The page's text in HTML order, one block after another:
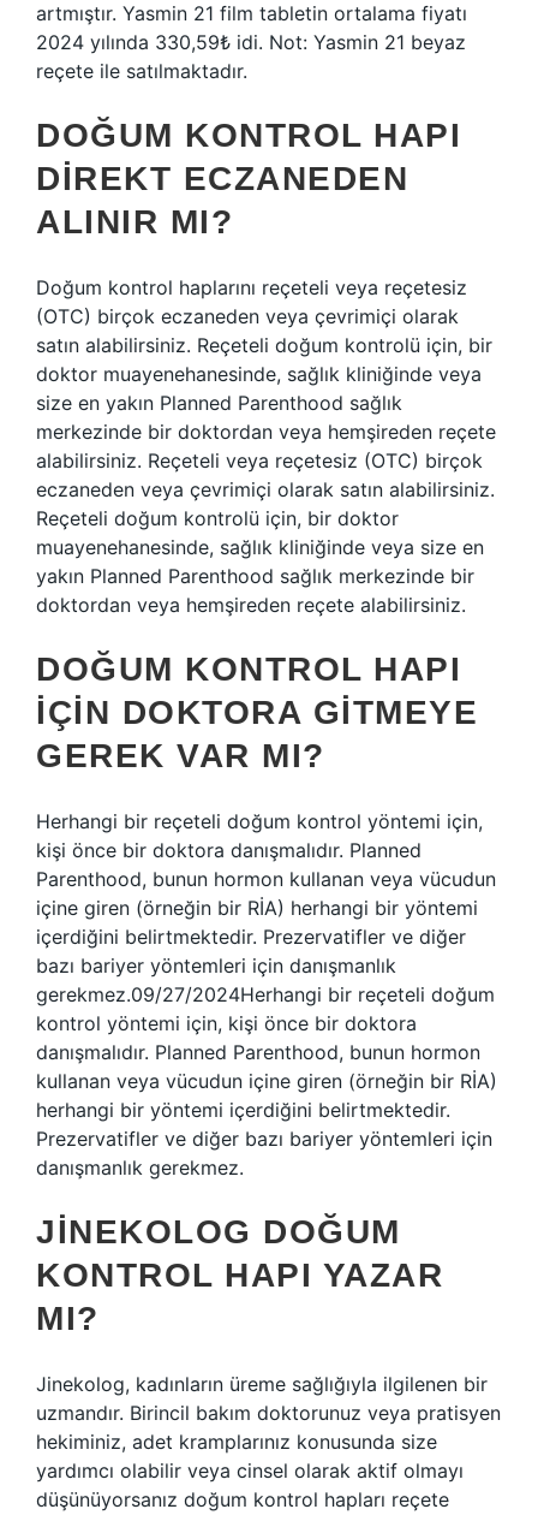
artmıştır. Yasmin 21 film tabletin ortalama fiyatı
2024 yılında 330,59₺ idi. Not: Yasmin 21 beyaz
reçete ile satılmaktadır.
DOĞUM KONTROL HAPI
DIREKT ECZANEDEN
ALINIR MI?
Doğum kontrol haplarını reçeteli veya reçetesiz
(OTC) birçok eczaneden veya çevrimiçi olarak
satın alabilirsiniz. Reçeteli doğum kontrolü için, bir
doktor muayenehanesinde, sağlık kliniğinde veya
size en yakın Planned Parenthood sağlık
merkezinde bir doktordan veya hemşireden reçete
alabilirsiniz. Reçeteli veya reçetesiz (OTC) birçok
eczaneden veya çevrimiçi olarak satın alabilirsiniz.
Reçeteli doğum kontrolü için, bir doktor
muayenehanesinde, sağlık kliniğinde veya size en
yakın Planned Parenthood sağlık merkezinde bir
doktordan veya hemşireden reçete alabilirsiniz.
DOĞUM KONTROL HAPI
IÇIN DOKTORA GITMEYE
GEREK VAR MI?
Herhangi bir reçeteli doğum kontrol yöntemi için,
kişi önce bir doktora danışmalıdır. Planned
Parenthood, bunun hormon kullanan veya vücudun
içine giren (örneğin bir RİA) herhangi bir yöntemi
içerdiğini belirtmektedir. Prezervatifler ve diğer
bazı bariyer yöntemleri için danışmanlık
gerekmez.09/27/2024Herhangi bir reçeteli doğum
kontrol yöntemi için, kişi önce bir doktora
danışmalıdır. Planned Parenthood, bunun hormon
kullanan veya vücudun içine giren (örneğin bir RİA)
herhangi bir yöntemi içerdiğini belirtmektedir.
Prezervatifler ve diğer bazı bariyer yöntemleri için
danışmanlık gerekmez.
JINEKOLOG DOĞUM
KONTROL HAPI YAZAR
MI?
Jinekolog, kadınların üreme sağlığıyla ilgilenen bir
uzmandır. Birincil bakım doktorunuz veya pratisyen
hekiminiz, adet kramplarınız konusunda size
yardımcı olabilir veya cinsel olarak aktif olmayı
düşünüyorsanız doğum kontrol hapları reçete